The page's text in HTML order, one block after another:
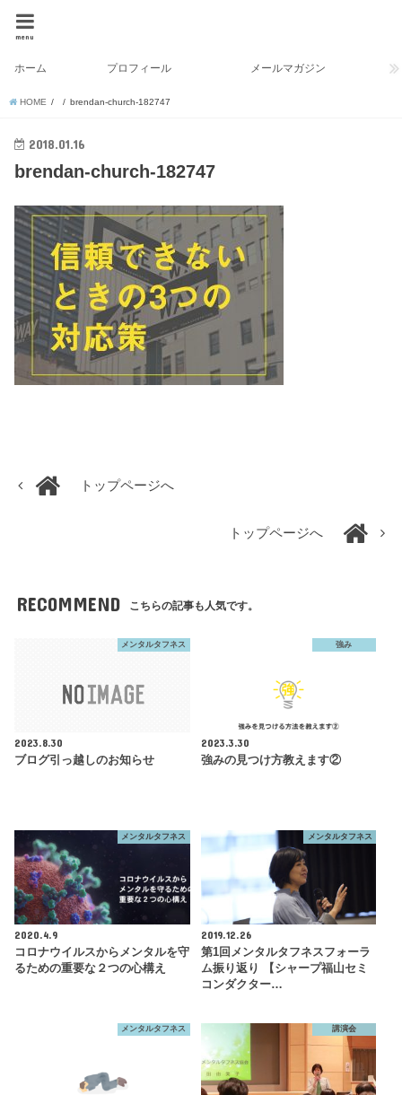
menu
ホーム プロフィール メールマガジン
HOME brendan-church-182747
2018.01.16
brendan-church-182747
トップページへ
トップページへ
RECOMMEND こちらの記事も人気です。
メンタルタフネス
2023.8.30
ブログ引っ越しのお知らせ
強み
2023.3.30
強みの見つけ方教えます②
メンタルタフネス
2020.4.9
コロナウイルスからメンタルを守
るための重要な２つの心構え
メンタルタフネス
2019.12.26
第1回メンタルタフネスフォーラ
ム振り返り 【シャープ福山セミ
コンダクター…
メンタルタフネス 講演会